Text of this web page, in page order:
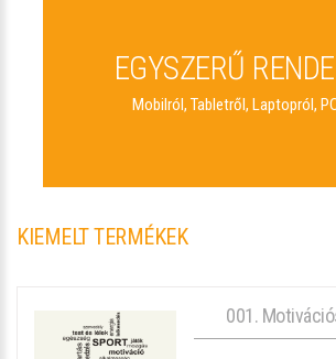
EGYSZERŰ
Mobilról, Tabletről, Laptopról,
KIEMELT TERMÉKEK
001.